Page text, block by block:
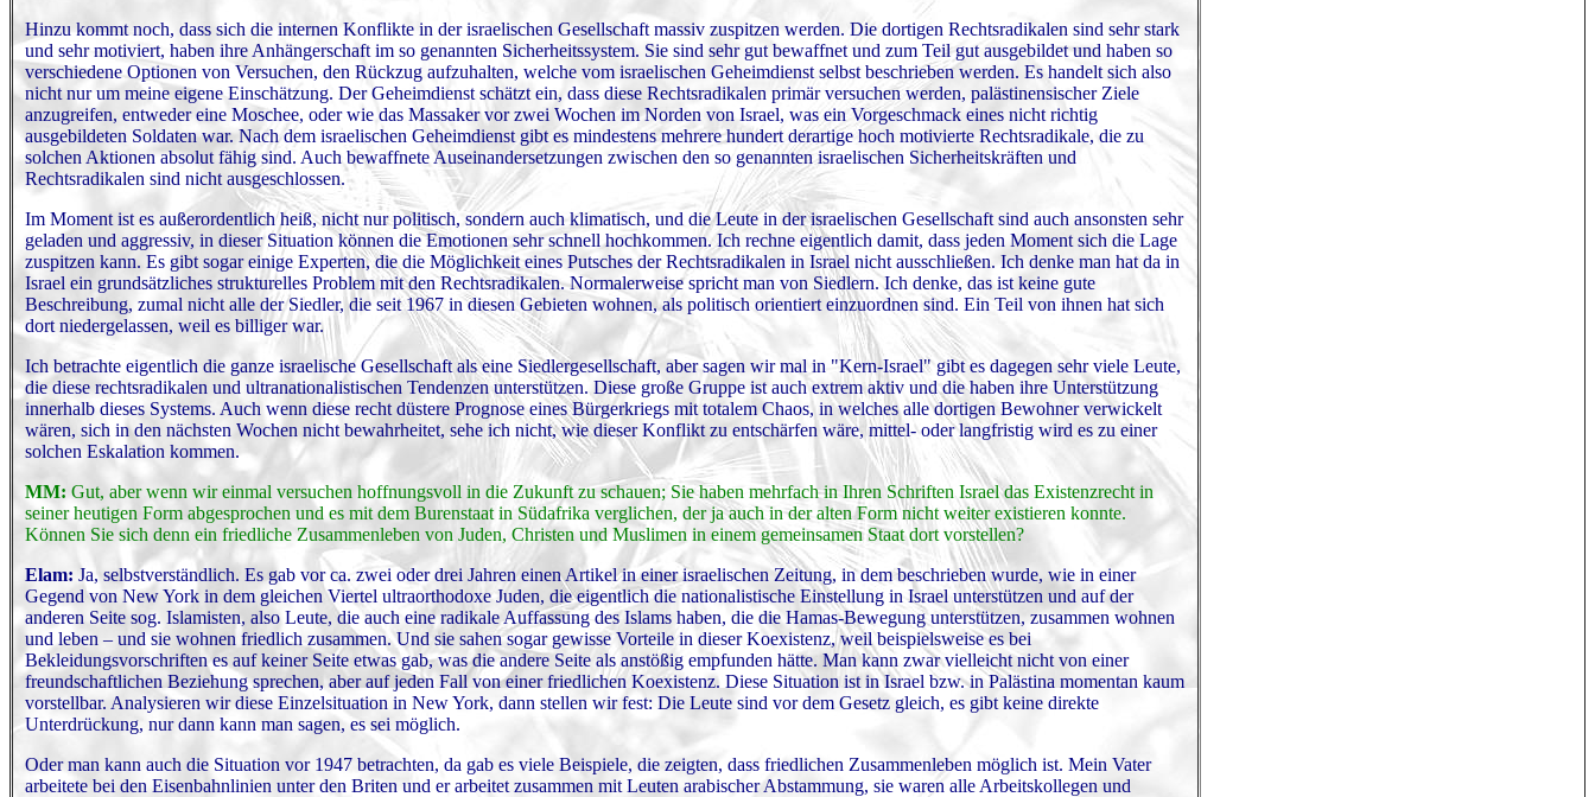
Hinzu kommt noch, dass sich die internen Konflikte in der israelischen Gesellschaft massiv zuspitzen werden. Die dortigen Rechtsradikalen sind sehr stark
und sehr motiviert, haben ihre Anhängerschaft im so genannten Sicherheitssystem. Sie sind sehr gut bewaffnet und zum Teil gut ausgebildet und haben so
verschiedene Optionen von Versuchen, den Rückzug aufzuhalten, welche vom israelischen Geheimdienst selbst beschrieben werden. Es handelt sich also
nicht nur um meine eigene Einschätzung. Der Geheimdienst schätzt ein, dass diese Rechtsradikalen primär versuchen werden, palästinensischer Ziele
anzugreifen, entweder eine Moschee, oder wie das Massaker vor zwei Wochen im Norden von Israel, was ein Vorgeschmack eines nicht richtig
ausgebildeten Soldaten war. Nach dem israelischen Geheimdienst gibt es mindestens mehrere hundert derartige hoch motivierte Rechtsradikale, die zu
solchen Aktionen absolut fähig sind. Auch bewaffnete Auseinandersetzungen zwischen den so genannten israelischen Sicherheitskräften und
Rechtsradikalen sind nicht ausgeschlossen.
Im Moment ist es außerordentlich heiß, nicht nur politisch, sondern auch klimatisch, und die Leute in der israelischen Gesellschaft sind auch ansonsten sehr
geladen und aggressiv, in dieser Situation können die Emotionen sehr schnell hochkommen. Ich rechne eigentlich damit, dass jeden Moment sich die Lage
zuspitzen kann. Es gibt sogar einige Experten, die die Möglichkeit eines Putsches der Rechtsradikalen in Israel nicht ausschließen. Ich denke man hat da in
Israel ein grundsätzliches strukturelles Problem mit den Rechtsradikalen. Normalerweise spricht man von Siedlern. Ich denke, das ist keine gute
Beschreibung, zumal nicht alle der Siedler, die seit 1967 in diesen Gebieten wohnen, als politisch orientiert einzuordnen sind. Ein Teil von ihnen hat sich
dort niedergelassen, weil es billiger war.
Ich betrachte eigentlich die ganze israelische Gesellschaft als eine Siedlergesellschaft, aber sagen wir mal in "Kern-Israel" gibt es dagegen sehr viele Leute,
die diese rechtsradikalen und ultranationalistischen Tendenzen unterstützen. Diese große Gruppe ist auch extrem aktiv und die haben ihre Unterstützung
innerhalb dieses Systems. Auch wenn diese recht düstere Prognose eines Bürgerkriegs mit totalem Chaos, in welches alle dortigen Bewohner verwickelt
wären, sich in den nächsten Wochen nicht bewahrheitet, sehe ich nicht, wie dieser Konflikt zu entschärfen wäre, mittel- oder langfristig wird es zu einer
solchen Eskalation kommen.
MM: Gut, aber wenn wir einmal versuchen hoffnungsvoll in die Zukunft zu schauen; Sie haben mehrfach in Ihren Schriften Israel das Existenzrecht in
seiner heutigen Form abgesprochen und es mit dem Burenstaat in Südafrika verglichen, der ja auch in der alten Form nicht weiter existieren konnte.
Können Sie sich denn ein friedliche Zusammenleben von Juden, Christen und Muslimen in einem gemeinsamen Staat dort vorstellen?
Elam: Ja, selbstverständlich. Es gab vor ca. zwei oder drei Jahren einen Artikel in einer israelischen Zeitung, in dem beschrieben wurde, wie in einer
Gegend von New York in dem gleichen Viertel ultraorthodoxe Juden, die eigentlich die nationalistische Einstellung in Israel unterstützen und auf der
anderen Seite sog. Islamisten, also Leute, die auch eine radikale Auffassung des Islams haben, die die Hamas-Bewegung unterstützen, zusammen wohnen
und leben – und sie wohnen friedlich zusammen. Und sie sahen sogar gewisse Vorteile in dieser Koexistenz, weil beispielsweise es bei
Bekleidungsvorschriften es auf keiner Seite etwas gab, was die andere Seite als anstößig empfunden hätte. Man kann zwar vielleicht nicht von einer
freundschaftlichen Beziehung sprechen, aber auf jeden Fall von einer friedlichen Koexistenz. Diese Situation ist in Israel bzw. in Palästina momentan kaum
vorstellbar. Analysieren wir diese Einzelsituation in New York, dann stellen wir fest: Die Leute sind vor dem Gesetz gleich, es gibt keine direkte
Unterdrückung, nur dann kann man sagen, es sei möglich.
Oder man kann auch die Situation vor 1947 betrachten, da gab es viele Beispiele, die zeigten, dass friedlichen Zusammenleben möglich ist. Mein Vater
arbeitete bei den Eisenbahnlinien unter den Briten und er arbeitet zusammen mit Leuten arabischer Abstammung, sie waren alle Arbeitskollegen und